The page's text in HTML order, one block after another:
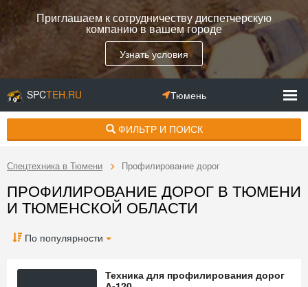
Приглашаем к сотрудничеству диспетчерскую
компанию в вашем городе
Узнать условия
SPCTEH.RU Тюмень
ФИЛЬТР И ПОИСК
Спецтехника в Тюмени Профилирование дорог
ПРОФИЛИРОВАНИЕ ДОРОГ В ТЮМЕНИ
И ТЮМЕНСКОЙ ОБЛАСТИ
По популярности
Техника для профилирования дорог